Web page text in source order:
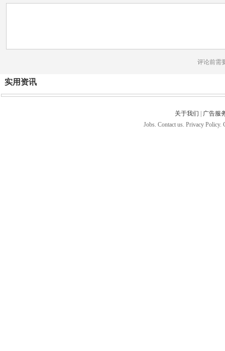
评论前需
实用资讯
关于我们
广告服
Jobs. Contact us. Privacy